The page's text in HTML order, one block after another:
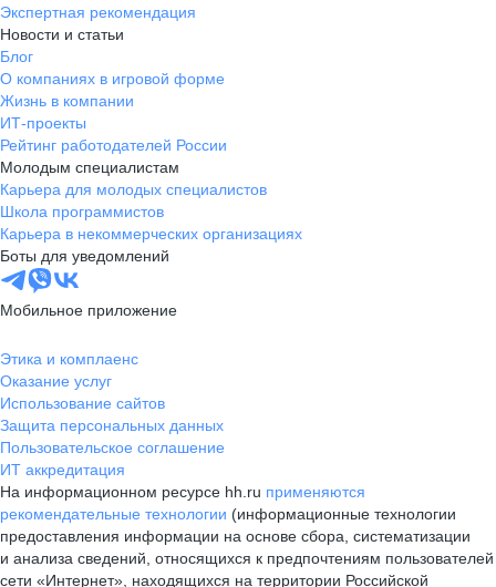
Экспертная рекомендация
Новости и статьи
Блог
О компаниях в игровой форме
Жизнь в компании
ИТ-проекты
Рейтинг работодателей России
Молодым специалистам
Карьера для молодых специалистов
Школа программистов
Карьера в некоммерческих организациях
Боты для уведомлений
Мобильное приложение
Этика и комплаенс
Оказание услуг
Использование сайтов
Защита персональных данных
Пользовательское соглашение
ИТ аккредитация
На информационном ресурсе hh.ru применяются
рекомендательные технологии (информационные технологии
предоставления информации на основе сбора, систематизации
и анализа сведений, относящихся к предпочтениям пользователей
сети «Интернет», находящихся на территории Российской